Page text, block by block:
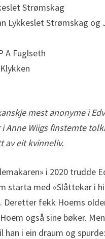
Strømskag
Lykkeslet Strømskag og
A Fuglseth
mest anonyme i
Anne Wiigs finstemte
av eit kvinneliv.
i 2020 trudde
starta med «Slåttekar i
Deretter fekk Hoems
også sine bøker.
han i ein draum og